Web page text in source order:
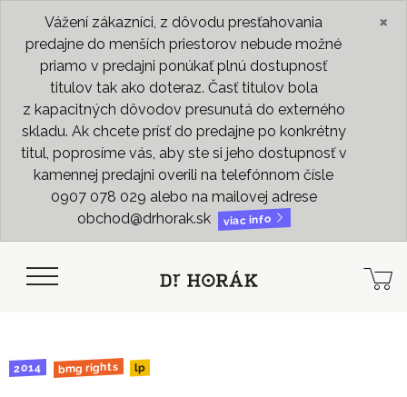
Vážení zákazníci, z dôvodu presťahovania
predajne do menších priestorov nebude možné
priamo v predajni ponúkať plnú dostupnosť
titulov tak ako doteraz. Časť titulov bola
z kapacitných dôvodov presunutá do externého
skladu. Ak chcete prísť do predajne po konkrétny
titul, poprosíme vás, aby ste si jeho dostupnosť v
kamennej predajni overili na telefónnom čísle
0907 078 029 alebo na mailovej adrese
obchod@drhorak.sk
viac info
×
2014 bmg rights lp